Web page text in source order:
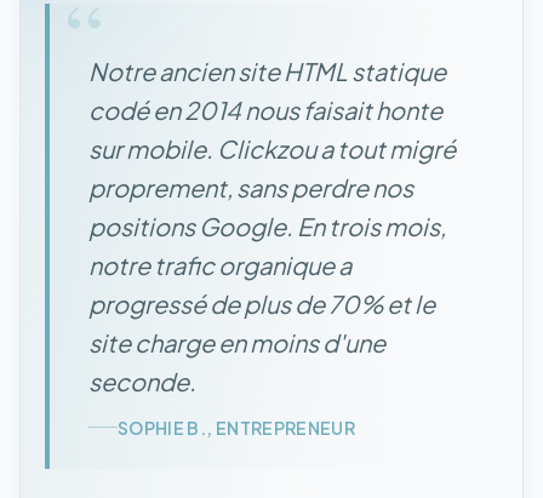
“Notre ancien site HTML statique
codé en 2014 nous faisait honte
sur mobile. Clickzou a tout migré
proprement, sans perdre nos
positions Google. En trois mois,
notre trafic organique a
progressé de plus de 70% et le
site charge en moins d'une
seconde.
SOPHIE B., ENTREPRENEUR